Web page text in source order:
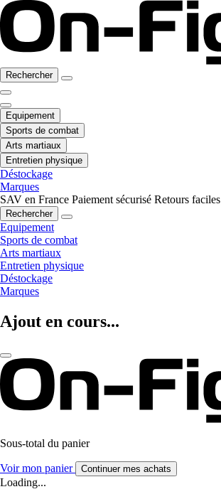
Rechercher
Equipement
Sports de combat
Arts martiaux
Entretien physique
Déstockage
Marques
SAV en France Paiement sécurisé Retours faciles
Rechercher
Equipement
Sports de combat
Arts martiaux
Entretien physique
Déstockage
Marques
Ajout en cours...
Sous-total du panier
Voir mon panier Continuer mes achats
Loading...